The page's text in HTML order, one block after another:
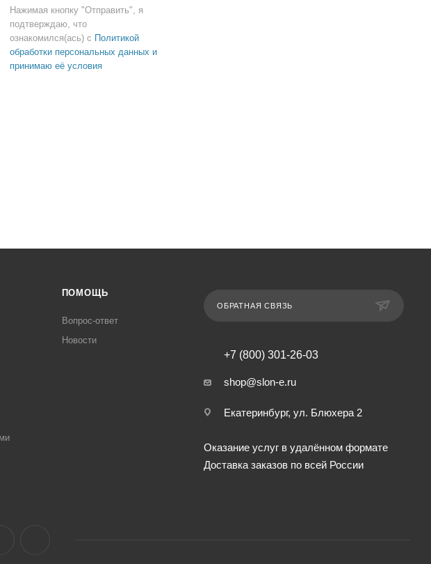
Нажимая кнопку "Отправить", я
подтверждаю, что
ознакомился(ась) с Политикой
обработки персональных данных и
принимаю её условия
ПОМОЩЬ
Вопрос-ответ
Новости
ОБРАТНАЯ СВЯЗЬ
+7 (800) 301-26-03
shop@slon-e.ru
Екатеринбург, ул. Блюхера 2
Оказание услуг в удалённом формате
Доставка заказов по всей России